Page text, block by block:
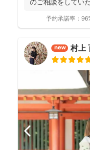
のご相談をして
予約承諾率：
new 村上